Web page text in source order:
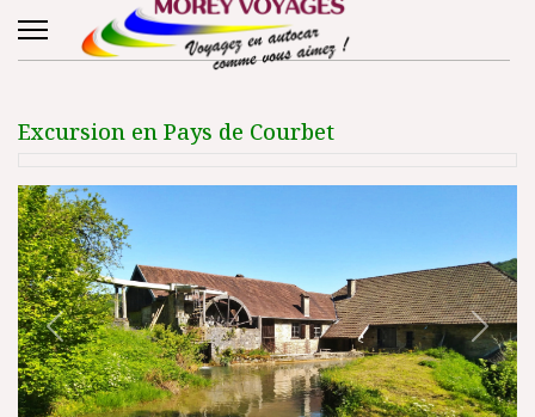
Excursion en Pays de Courbet
Précédent Suivant